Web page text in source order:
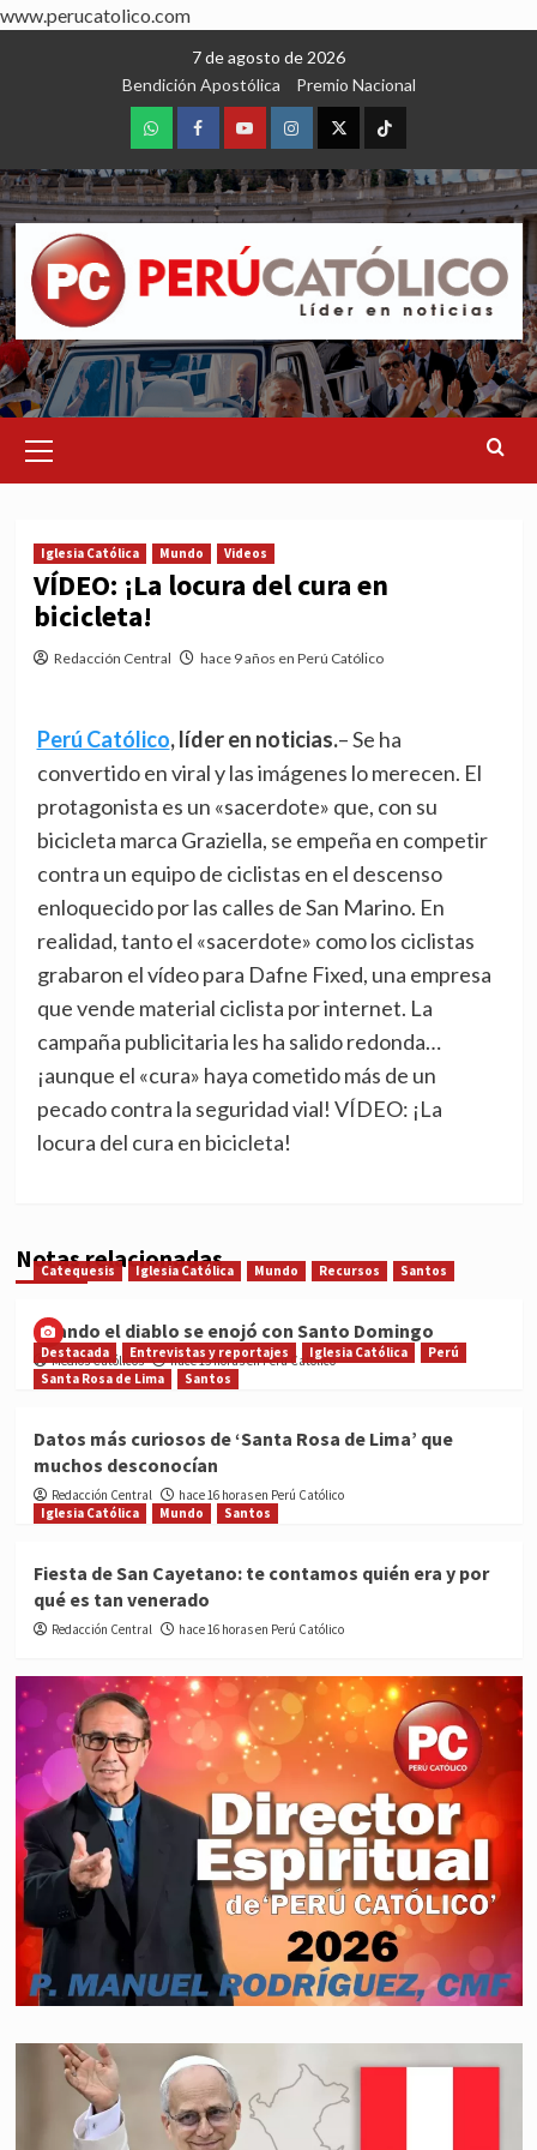
www.perucatolico.com
7 de agosto de 2026
Bendición Apostólica
Premio Nacional
WhatsAppFacebookYoutubeInstagram
X TikTok
Menu
Iglesia Católica Mundo Videos
VÍDEO: ¡La locura del cura en
bicicleta!
Redacción Central hace 9 años en Perú Católico
Perú Católico, líder en noticias.– Se ha
convertido en viral y las imágenes lo merecen. El
protagonista es un «sacerdote» que, con su
bicicleta marca Graziella, se empeña en competir
contra un equipo de ciclistas en el descenso
enloquecido por las calles de San Marino. En
realidad, tanto el «sacerdote» como los ciclistas
grabaron el vídeo para Dafne Fixed, una empresa
que vende material ciclista por internet. La
campaña publicitaria les ha salido redonda…
¡aunque el «cura» haya cometido más de un
pecado contra la seguridad vial! VÍDEO: ¡La
locura del cura en bicicleta!
Notas relacionadas
Catequesis Iglesia Católica Mundo Recursos Santos
Cuando el diablo se enojó con Santo Domingo
Medios Católicos hace 15 horas en Perú Católico
Destacada Entrevistas y reportajes Iglesia Católica
Perú
Santa Rosa de Lima
Santos
Datos más curiosos de ‘Santa Rosa de Lima’ que
muchos desconocían
Redacción Central
hace 16 horas en Perú Católico
Iglesia Católica
Mundo Santos
Fiesta de San Cayetano: te contamos quién era y por
qué es tan venerado
Redacción Central hace 16 horas en Perú Católico